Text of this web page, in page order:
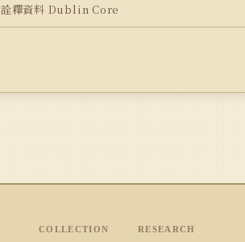
詮釋資料 Dublin Core
COLLECTION RESEARCH